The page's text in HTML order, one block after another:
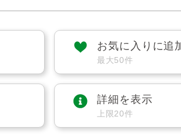
お気に入りに追
最大50件
詳細を表示
上限20件